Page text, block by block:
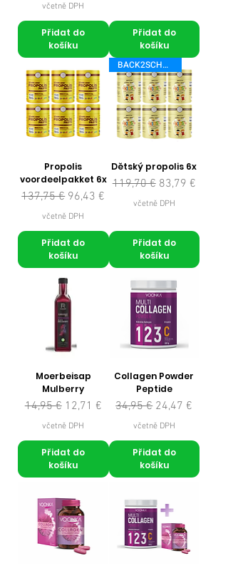
včetně DPH
Přidat do
košíku
Přidat do
košíku
Propolis
voordeelpakket 6x
Běžná cena
137,75 € Zvýhodněná cena
96,43 €
včetně DPH
Přidat do
košíku
BACK2SCHOOL
Dětský propolis 6x
Běžná cena
119,70 € Zvýhodněná
83,79 €
včetně DPH
Přidat do
košíku
Moerbeisap
Mulberry
Běžná cena
14,95 € Zvýhodněná cena
12,71 €
včetně DPH
Přidat do
košíku
Collagen Powder
Peptide
Běžná cena
34,95 € Zvýhodněná
24,47 €
včetně DPH
Přidat do
košíku